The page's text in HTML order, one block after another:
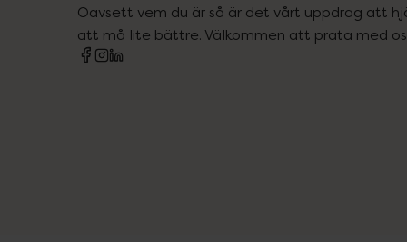
Oavsett vem du är så är det vårt uppdrag att
att må lite bättre. Välkommen att prata med